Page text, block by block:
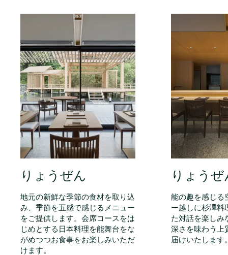
りょうぜん
地元の新鮮な季節の食材を取り込
み、季節を五感で感じるメニュー
をご提供します。会席コースをは
じめとする日本料理を能舞台をな
がめつつお食事をお楽しみいただ
けます。
りょう
能の趣を感じる
ー越しに杉澤料
た対話を楽しみ
深さを味わう上
届けいたします